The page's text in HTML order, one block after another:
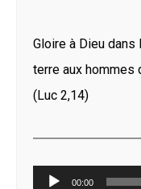
Gloire à Dieu
terre aux hommes
(Luc 2,14)
Lecteur 00:00